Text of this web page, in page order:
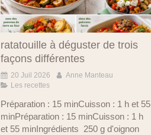
ratatouille à déguster de trois
façons différentes
20 Juil 2026
Anne Manteau
Les recettes
Préparation : 15 minCuisson : 1 h et 55
minPréparation : 15 minCuisson : 1 h
et 55 minIngrédients 250 g d'oignon